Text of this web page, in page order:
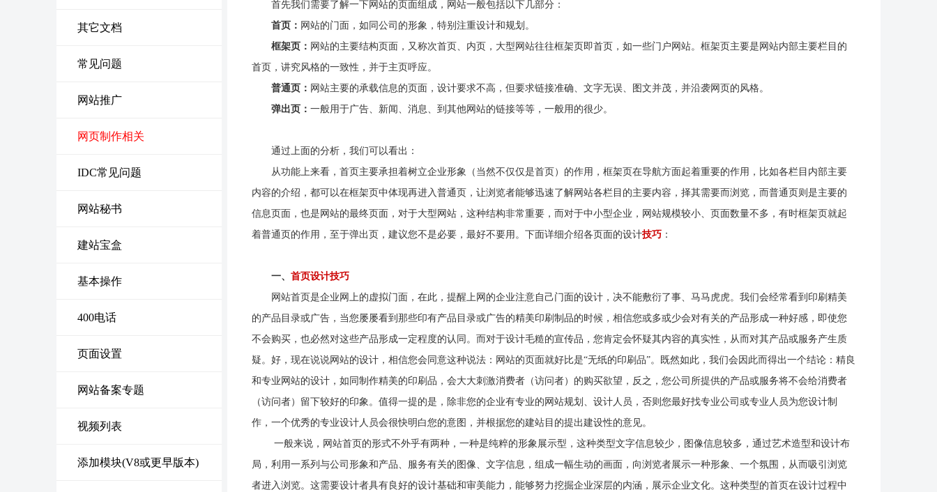
其它文档
常见问题
网站推广
网页制作相关
IDC常见问题
网站秘书
建站宝盒
基本操作
400电话
页面设置
网站备案专题
视频列表
添加模块(V8或更早版本)
首先我们需要了解一下网站的页面组成，网站一般包括以下几部分：
首页： 网站的门面，如同公司的形象，特别注重设计和规划。
框架页： 网站的主要结构页面，又称次首页、内页，大型网站往往框架页即首页，如一些门户网站。框架页主要是网站内部主要栏目的
首页，讲究风格的一致性，并于主页呼应。
普通页： 网站主要的承载信息的页面，设计要求不高，但要求链接准确、文字无误、图文并茂，并沿袭网页的风格。
弹出页： 一般用于广告、新闻、消息、到其他网站的链接等等，一般用的很少。
通过上面的分析，我们可以看出：
从功能上来看，首页主要承担着树立企业形象（当然不仅仅是首页）的作用，框架页在导航方面起着重要的作用，比如各栏目内部主要
内容的介绍，都可以在框架页中体现再进入普通页，让浏览者能够迅速了解网站各栏目的主要内容，择其需要而浏览，而普通页则是主要的
信息页面，也是网站的最终页面，对于大型网站，这种结构非常重要，而对于中小型企业，网站规模较小、页面数量不多，有时框架页就起
着普通页的作用，至于弹出页，建议您不是必要，最好不要用。下面详细介绍各页面的设计技巧 ：
一、 首页设计技巧
网站首页是企业网上的虚拟门面，在此，提醒上网的企业注意自己门面的设计，决不能敷衍了事、马马虎虎。我们会经常看到印刷精美
的产品目录或广告，当您屡屡看到那些印有产品目录或广告的精美印刷制品的时候，相信您或多或少会对有关的产品形成一种好感，即使您
不会购买，也必然对这些产品形成一定程度的认同。而对于设计毛糙的宣传品，您肯定会怀疑其内容的真实性，从而对其产品或服务产生质
疑。好，现在说说网站的设计，相信您会同意这种说法：网站的页面就好比是“无纸的印刷品”。既然如此，我们会因此而得出一个结论：精良
和专业网站的设计，如同制作精美的印刷品，会大大刺激消费者（访问者）的购买欲望，反之，您公司所提供的产品或服务将不会给消费者
（访问者）留下较好的印象。值得一提的是，除非您的企业有专业的网站规划、设计人员，否则您最好找专业公司或专业人员为您设计制
作，一个优秀的专业设计人员会很快明白您的意图，并根据您的建站目的提出建设性的意见。
一般来说，网站首页的形式不外乎有两种，一种是纯粹的形象展示型，这种类型文字信息较少，图像信息较多，通过艺术造型和设计布
局，利用一系列与公司形象和产品、服务有关的图像、文字信息，组成一幅生动的画面，向浏览者展示一种形象、一个氛围，从而吸引浏览
者进入浏览。这需要设计者具有良好的设计基础和审美能力，能够努力挖掘企业深层的内涵，展示企业文化。这种类型的首页在设计过程中